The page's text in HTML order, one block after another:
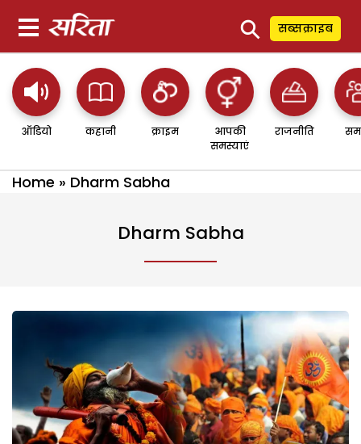
⚲ सब्सक्राइब
ऑडियो कहानी क्राइम
आपकी
समस्याएं
राजनीति
Home » Dharm Sabha
Dharm Sabha